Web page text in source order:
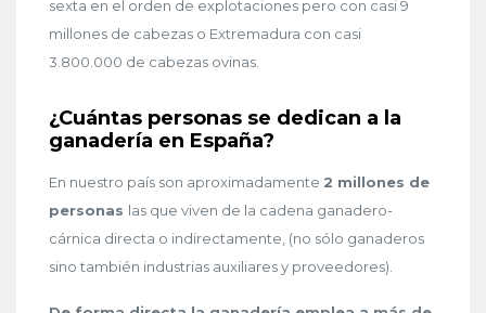
sexta en el orden de explotaciones pero con casi 9
millones de cabezas o Extremadura con casi
3.800.000 de cabezas ovinas.
¿Cuántas personas se dedican a la
ganadería en España?
En nuestro país son aproximadamente 2 millones de
personas las que viven de la cadena ganadero-
cárnica directa o indirectamente, (no sólo ganaderos
sino también industrias auxiliares y proveedores).